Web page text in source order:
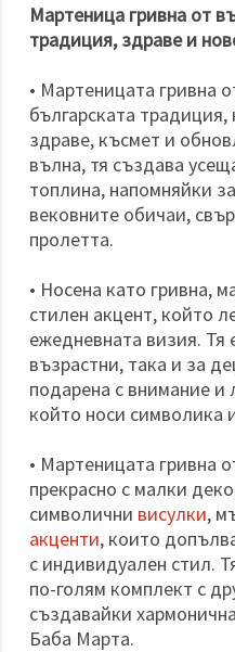
и кликнеш
бутона
"Запази"
Приеми
всички
Настройки
на
бисквитките
Мартеница гривна от
традиция, здраве и
• Мартеницата гривна
българската
здраве, късмет и
вълна, тя създава
топлина, напомняйки
вековните обичаи,
пролетта.
• Носена като гривна,
стилен акцент, който
ежедневната визия.
възрастни, така и за
подарена с внимание
който носи символика
• Мартеницата гривна
прекрасно с малки
символични висулки,
акценти, които
с индивидуален стил.
по-голям комплект с
създавайки
Баба Марта.